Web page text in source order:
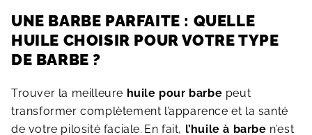
UNE BARBE PARFAITE : QUELLE
HUILE CHOISIR POUR VOTRE TYPE
DE BARBE ?
Trouver la meilleure huile pour barbe peut
transformer complètement l’apparence et la santé
de votre pilosité faciale. En fait, l’huile à barbe n’est